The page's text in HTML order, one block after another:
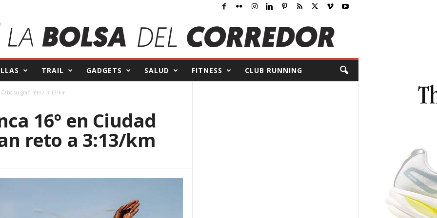
TRAIL GADGETS SALUD FITNESS CLUB RUNNING
su gran reto a 3:13/km
16º en Ciudad
reto a 3:13/km